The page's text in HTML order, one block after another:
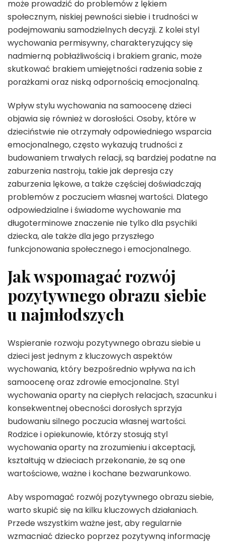
może prowadzić do problemów z lękiem
społecznym, niskiej pewności siebie i trudności w
podejmowaniu samodzielnych decyzji. Z kolei styl
wychowania permisywny, charakteryzujący się
nadmierną pobłażliwością i brakiem granic, może
skutkować brakiem umiejętności radzenia sobie z
porażkami oraz niską odpornością emocjonalną.
Wpływ stylu wychowania na samoocenę dzieci
objawia się również w dorosłości. Osoby, które w
dzieciństwie nie otrzymały odpowiedniego wsparcia
emocjonalnego, często wykazują trudności z
budowaniem trwałych relacji, są bardziej podatne na
zaburzenia nastroju, takie jak depresja czy
zaburzenia lękowe, a także częściej doświadczają
problemów z poczuciem własnej wartości. Dlatego
odpowiedzialne i świadome wychowanie ma
długoterminowe znaczenie nie tylko dla psychiki
dziecka, ale także dla jego przyszłego
funkcjonowania społecznego i emocjonalnego.
Jak wspomagać rozwój
pozytywnego obrazu siebie
u najmłodszych
Wspieranie rozwoju pozytywnego obrazu siebie u
dzieci jest jednym z kluczowych aspektów
wychowania, który bezpośrednio wpływa na ich
samoocenę oraz zdrowie emocjonalne. Styl
wychowania oparty na ciepłych relacjach, szacunku i
konsekwentnej obecności dorosłych sprzyja
budowaniu silnego poczucia własnej wartości.
Rodzice i opiekunowie, którzy stosują styl
wychowania oparty na zrozumieniu i akceptacji,
kształtują w dzieciach przekonanie, że są one
wartościowe, ważne i kochane bezwarunkowo.
Aby wspomagać rozwój pozytywnego obrazu siebie,
warto skupić się na kilku kluczowych działaniach.
Przede wszystkim ważne jest, aby regularnie
wzmacniać dziecko poprzez pozytywną informację